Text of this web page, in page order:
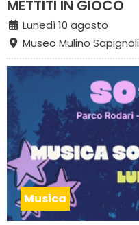
METTITI IN GIOCO
Lunedì 10 agosto
Museo Mulino Sapignoli
Musica